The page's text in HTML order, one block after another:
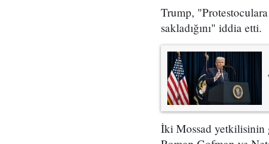
Trump,
sakladığını" iddia etti.
İki Mossad yetkilisinin